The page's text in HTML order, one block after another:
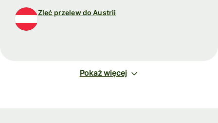
Zleć przelew do Austrii
Pokaż więcej